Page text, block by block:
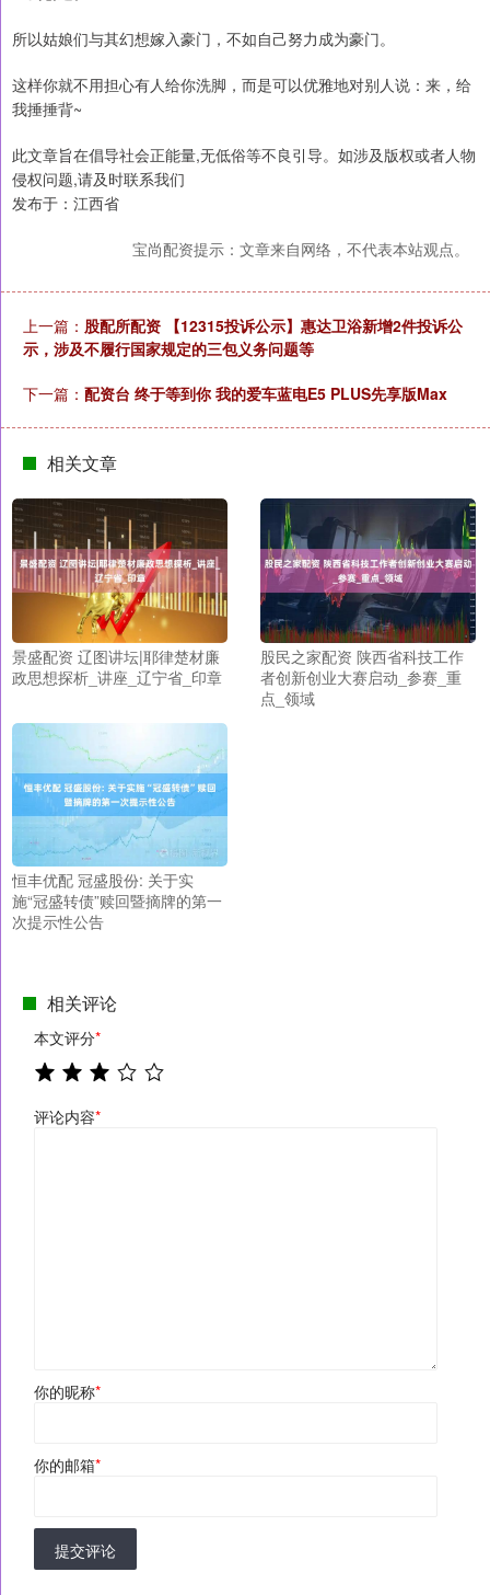
所以姑娘们与其幻想嫁入豪门，不如自己努力成为豪门。
这样你就不用担心有人给你洗脚，而是可以优雅地对别人说：来，给
我捶捶背~
此文章旨在倡导社会正能量,无低俗等不良引导。如涉及版权或者人物
侵权问题,请及时联系我们
发布于：江西省
宝尚配资提示：文章来自网络，不代表本站观点。
上一篇： 股配所配资 【12315投诉公示】惠达卫浴新增2件投诉公
示，涉及不履行国家规定的三包义务问题等
下一篇： 配资台 终于等到你 我的爱车蓝电E5 PLUS先享版Max
相关文章
景盛配资 辽图讲坛|耶律楚材廉
政思想探析_讲座_辽宁省_印章
股民之家配资 陕西省科技工作
者创新创业大赛启动_参赛_重
点_领域
恒丰优配 冠盛股份: 关于实
施“冠盛转债”赎回暨摘牌的第一
次提示性公告
相关评论
本文评分*
评论内容*
你的昵称*
你的邮箱*
提交评论